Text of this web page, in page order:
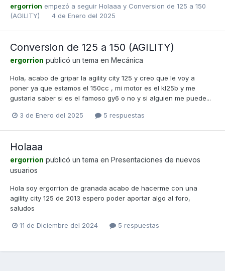
ergorrion empezó a seguir Holaaa y Conversion de 125 a 150
(AGILITY)
4 de Enero del 2025
Conversion de 125 a 150 (AGILITY)
ergorrion publicó un tema en Mecánica
Hola, acabo de gripar la agility city 125 y creo que le voy a
poner ya que estamos el 150cc , mi motor es el kl25b y me
gustaria saber si es el famoso gy6 o no y si alguien me puede...
3 de Enero del 2025 5 respuestas
Holaaa
ergorrion publicó un tema en Presentaciones de nuevos
usuarios
Hola soy ergorrion de granada acabo de hacerme con una
agility city 125 de 2013 espero poder aportar algo al foro,
saludos
11 de Diciembre del 2024 5 respuestas